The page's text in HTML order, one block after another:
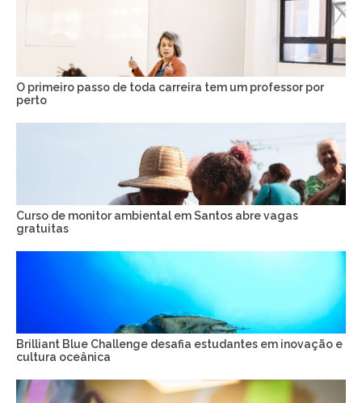
O primeiro passo de toda carreira tem um professor por
perto
Curso de monitor ambiental em Santos abre vagas
gratuitas
Brilliant Blue Challenge desafia estudantes em inovação e
cultura oceânica